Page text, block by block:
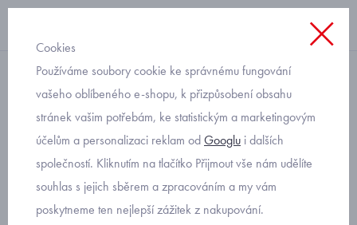
roláky
dívčí pletený rolák zelený
Mayoral 345-59
Cookies
Používáme soubory cookie ke správnému fungování
vašeho oblíbeného e-shopu, k přizpůsobení obsahu
stránek vašim potřebám, ke statistickým a marketingovým
účelům a personalizaci reklam odGooglu i dalších
společností. Kliknutím na tlačítko Přijmout vše nám udělíte
souhlas s jejich sběrem a zpracováním a my vám
poskytneme ten nejlepší zážitek z nakupování.